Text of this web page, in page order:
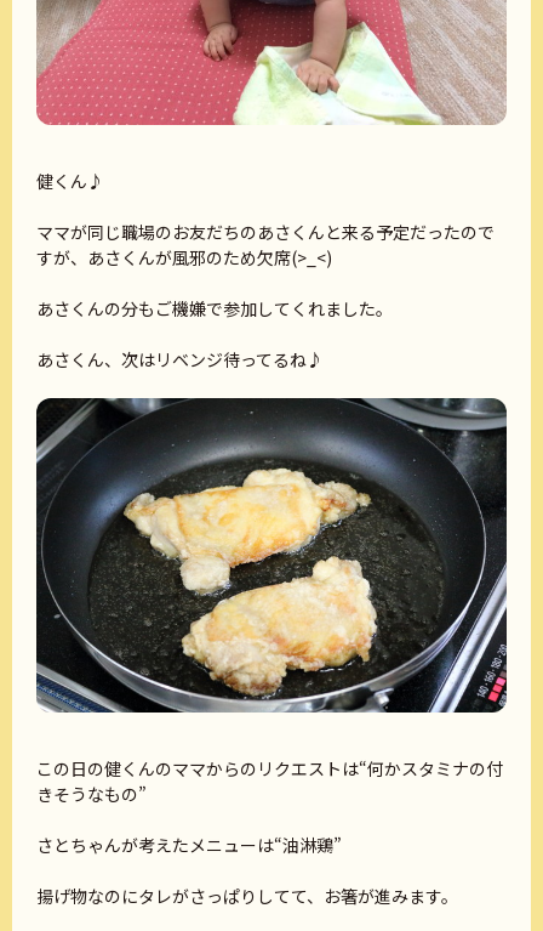
健くん♪
ママが同じ職場のお友だちのあさくんと来る予定だったので
すが、あさくんが風邪のため欠席(>_<)
あさくんの分もご機嫌で参加してくれました。
あさくん、次はリベンジ待ってるね♪
この日の健くんのママからのリクエストは“何かスタミナの付
きそうなもの”
さとちゃんが考えたメニューは“油淋鶏”
揚げ物なのにタレがさっぱりしてて、お箸が進みます。